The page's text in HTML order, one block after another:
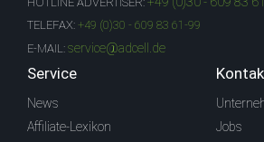
TELEFAX: +49 (0)30 - 609 83 61-99
E-MAIL: service@adcell.de
Service
News
Affiliate-Lexikon
Jobs